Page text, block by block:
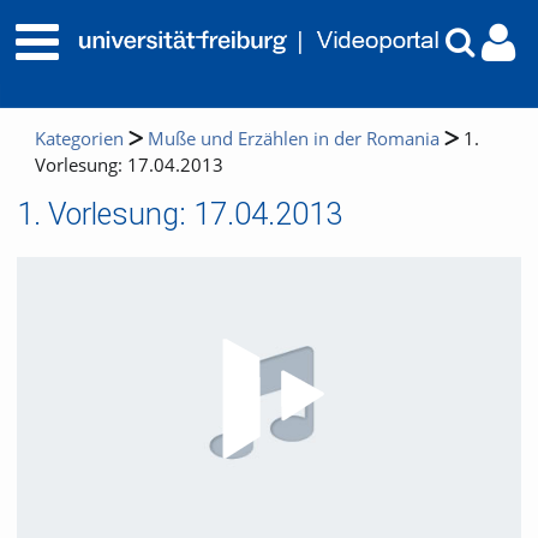
Kategorien Muße und Erzählen in der Romania
1.
Vorlesung: 17.04.2013
1. Vorlesung: 17.04.2013